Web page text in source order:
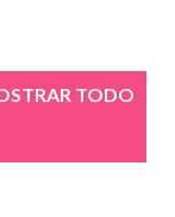
TODO